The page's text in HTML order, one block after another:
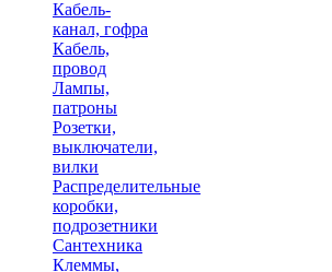
Кабель-
канал, гофра
Кабель,
провод
Лампы,
патроны
Розетки,
выключатели,
вилки
Распределительные
коробки,
подрозетники
Сантехника
Клеммы,